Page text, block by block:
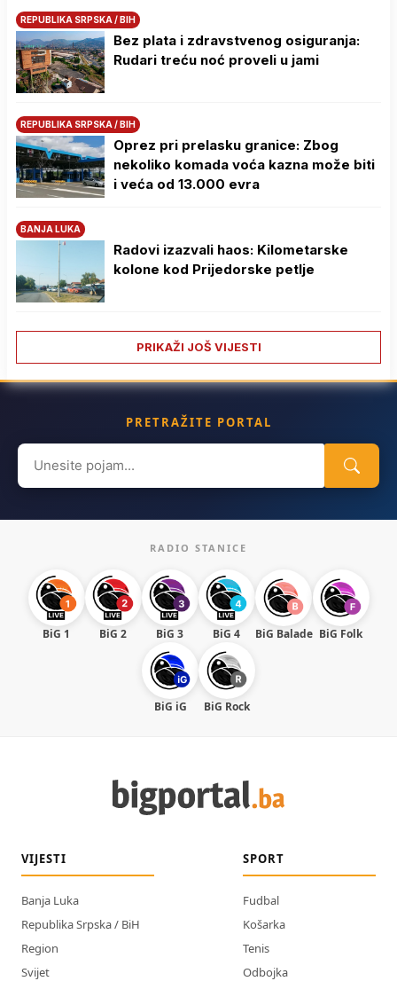
REPUBLIKA SRPSKA / BIH
Bez plata i zdravstvenog osiguranja:
Rudari treću noć proveli u jami
REPUBLIKA SRPSKA / BIH
Oprez pri prelasku granice: Zbog
nekoliko komada voća kazna može biti
i veća od 13.000 evra
BANJA LUKA
Radovi izazvali haos: Kilometarske
kolone kod Prijedorske petlje
PRIKAŽI JOŠ VIJESTI
PRETRAŽITE PORTAL
Search
for:
RADIO STANICE
BiG 1 BiG 2 BiG 3 BiG 4 BiG Balade BiG Folk
BiG iG BiG Rock
VIJESTI
Banja Luka
Republika Srpska / BiH
Region
Svijet
SPORT
Fudbal
Košarka
Tenis
Odbojka